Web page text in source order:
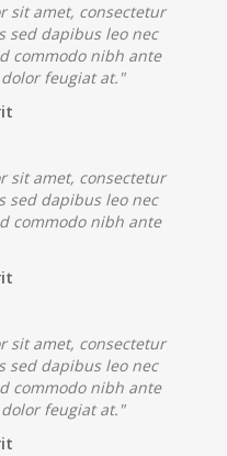
sit amet, consectetur
sed dapibus leo nec
commodo nibh ante
feugiat at."
sit amet, consectetur
sed dapibus leo nec
commodo nibh ante
sit amet, consectetur
sed dapibus leo nec
commodo nibh ante
feugiat at."